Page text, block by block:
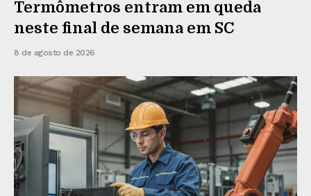
Termômetros entram em queda
neste final de semana em SC
8 de agosto de 2026